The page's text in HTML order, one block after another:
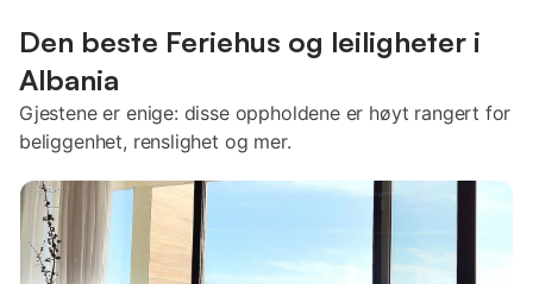
Den beste Feriehus og leiligheter i
Albania
Gjestene er enige: disse oppholdene er høyt rangert for
beliggenhet, renslighet og mer.